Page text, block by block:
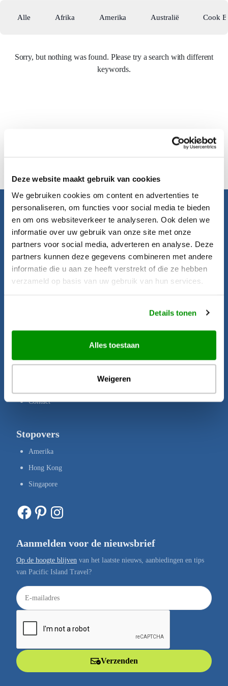
Deze website maakt gebruik van cookies
We gebruiken cookies om content en advertenties te
personaliseren, om functies voor social media te bieden
en om ons websiteverkeer te analyseren. Ook delen we
informatie over uw gebruik van onze site met onze
partners voor social media, adverteren en analyse. Deze
partners kunnen deze gegevens combineren met andere
informatie die u aan ze heeft verstrekt of die ze hebben
verzameld op basis van uw gebruik van hun services.
Details tonen
Alles toestaan
Weigeren
Alle Afrika Amerika Australië Cook
Sorry, but nothing was found. Please try a search with different
keywords.
Pacific Island Travel
Startpagina
Aanbiedingen
Bestemmingen
Brochures
Contact
Stopovers
Amerika
Hong Kong
Singapore
Facebook Pinterest Instagram
Aanmelden voor de nieuwsbrief
Op de hoogte blijven van het laatste nieuws, aanbiedingen en tips
van Pacific Island Travel?
E
-
a
Verzenden